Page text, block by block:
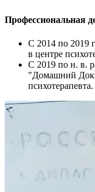
Профессиональная
С 2014 по 2019
в центре
С 2019 по н. в.
"Домашний
психотерапевта.